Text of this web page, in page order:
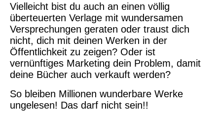
Vielleicht bist du auch an einen völlig
überteuerten Verlage mit wundersamen
Versprechungen geraten oder traust dich
nicht, dich mit deinen Werken in der
Öffentlichkeit zu zeigen? Oder ist
vernünftiges Marketing dein Problem, damit
deine Bücher auch verkauft werden?
So bleiben Millionen wunderbare Werke
ungelesen! Das darf nicht sein!!